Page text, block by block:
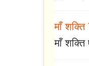
माँ शक्ति
माँ शक्ति